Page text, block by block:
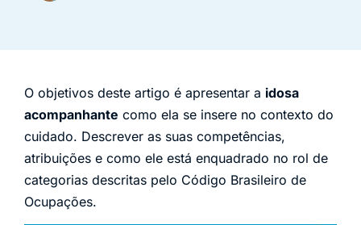
O objetivos deste artigo é apresentar a idosa
acompanhante como ela se insere no contexto do
cuidado. Descrever as suas competências,
atribuições e como ele está enquadrado no rol de
categorias descritas pelo Código Brasileiro de
Ocupações.